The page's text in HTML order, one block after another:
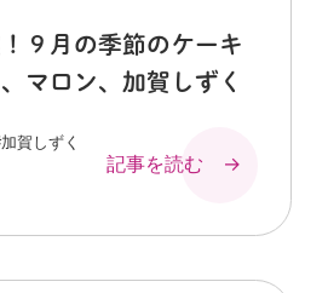
９月の季節のケーキ
マロン、加賀しずく
賀しずく
記事を読む →